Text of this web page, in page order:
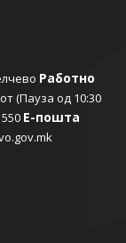
Работно
(Пауза од 10:30
Е-пошта